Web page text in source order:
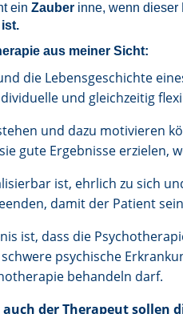
einZauber inne, wenn dieser
aus meiner Sicht:
die Lebensgeschichte
und gleichzeitig
und dazu motivieren
gute Ergebnisse erzielen,
ist, ehrlich zu sich
damit der Patient
ist, dass die
psychische
behandeln darf.
der Therapeut sollen